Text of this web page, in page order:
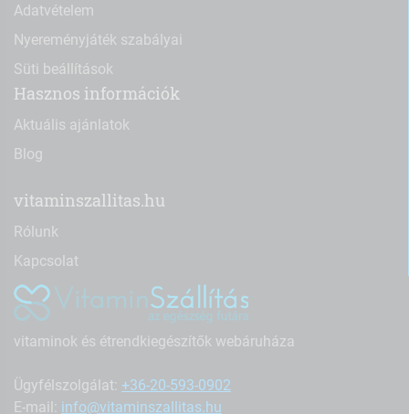
Adatvételem
Nyereményjáték szabályai
Süti beállítások
Hasznos információk
Aktuális ajánlatok
Blog
vitaminszallitas.hu
Rólunk
Kapcsolat
vitaminok és étrendkiegészítők webáruháza
Ügyfélszolgálat: +36-20-593-0902
E-mail: info@vitaminszallitas.hu